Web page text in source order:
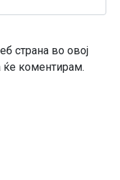
страна во овој
ќе коментирам.